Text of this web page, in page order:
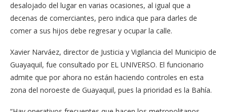
desalojado del lugar en varias ocasiones, al igual que a
decenas de comerciantes, pero indica que para darles de
comer a sus hijos debe regresar y ocupar la calle.
Xavier Narváez, director de Justicia y Vigilancia del Municipio de
Guayaquil, fue consultado por EL UNIVERSO. El funcionario
admite que por ahora no están haciendo controles en esta
zona del noroeste de Guayaquil, pues la prioridad es la Bahía.